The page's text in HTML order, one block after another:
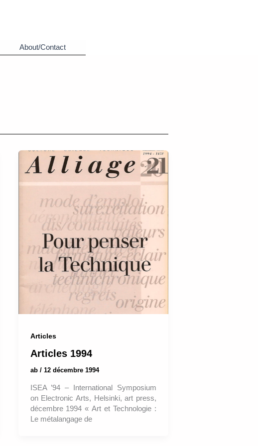
About/Contact
Articles
Articles 1994
ab / 12 décembre 1994
ISEA ’94 – International Symposium
on Electronic Arts, Helsinki, art press,
décembre 1994 « Art et Technologie :
Le métalangage de